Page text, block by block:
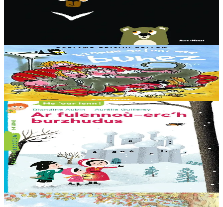
Aon en deus Bob fenoz. Aon en deus da gousket. C'hoant en deus
da chom dihun. Ha dont a raio a-benn ? Dougen bri d'ar vignoniezh
gant fent ha teneridigezh eo pal an dastumad-mañ....
8 vloaz hag ouzhpenn
Sav-heol
Brasañ sotoni ma buhez
Er stok7,00 €
6 vloaz hag ouzhpenn
Sav-heol
Ar fulennoù-erc'h burzhudus
Buan-buan ! Olga, Ingrid ha Hans a rank hastañ buan ! O mamm,
Rouanez an Erc’h, he deus goulennet diganto mont da gas un
arc’hig prizius da… Dadig an Nedeleg....
Er stok
7,00 €
5 bloaz hag ouzhpenn